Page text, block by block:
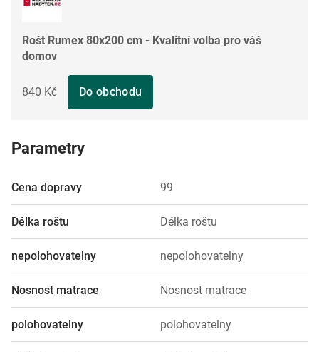
Rošt Rumex 80x200 cm - Kvalitní volba pro váš
domov
840 Kč Do obchodu
Parametry
Cena dopravy 99
Délka roštu Délka roštu
nepolohovatelny nepolohovatelny
Nosnost matrace Nosnost matrace
polohovatelny polohovatelny